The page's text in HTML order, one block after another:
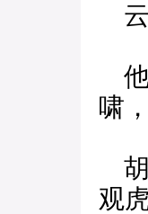
云
他
啸
胡
观